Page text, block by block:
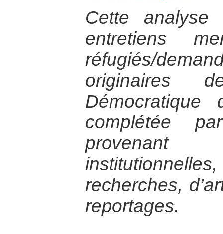
Cette analyse
entretiens
réfugiés/
originaires
complétée
recherches,
reportages.